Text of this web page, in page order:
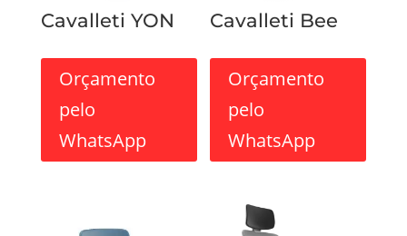
Cavalleti YON
Orçamento
pelo
WhatsApp
Cavalleti Bee
Orçamento
pelo
WhatsApp